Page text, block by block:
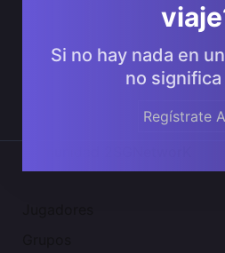
Si no hay nada en
no significa
Regístrate